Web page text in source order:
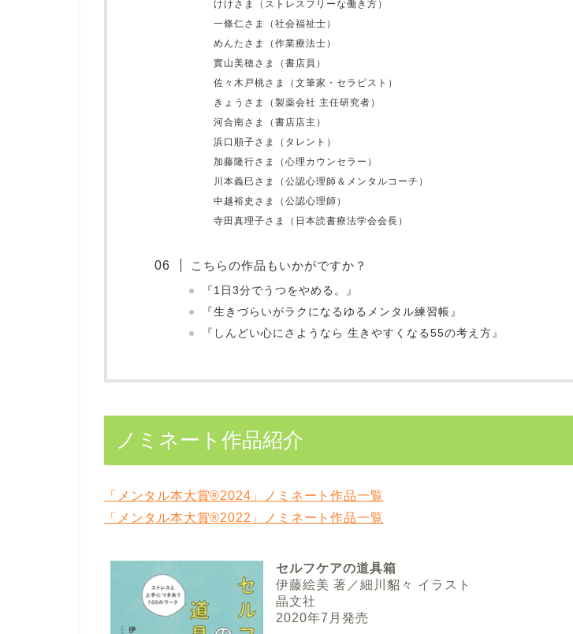
けけさま（ストレスフリーな働き方）
一條仁さま（社会福祉士）
めんたさま（作業療法士）
實山美穂さま（書店員）
佐々木戸桃さま（文筆家・セラピスト）
きょうさま（製薬会社 主任研究者）
河合南さま（書店店主）
浜口順子さま（タレント）
加藤隆行さま（心理カウンセラー）
川本義巳さま（公認心理師＆メンタルコーチ）
中越裕史さま（公認心理師）
寺田真理子さま（日本読書療法学会会長）
こちらの作品もいかがですか？
『1日3分でうつをやめる。』
『生きづらいがラクになるゆるメンタル練習帳』
『しんどい心にさようなら 生きやすくなる55の考え方』
ノミネート作品紹介
「メンタル本大賞®2024」ノミネート作品一覧
「メンタル本大賞®2022」ノミネート作品一覧
セルフケアの道具箱
伊藤絵美 著／細川貂々 イラスト
晶文社
2020年7月発売